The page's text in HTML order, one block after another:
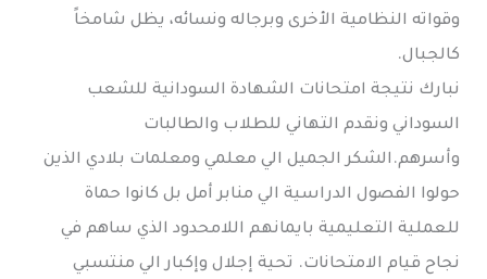
وقواته النظامية الأخرى وبرجاله ونسائه، يظل شامخاً
كالجبال.
نبارك نتيجة امتحانات الشهادة السودانية للشعب
السوداني ونقدم التهاني للطلاب والطالبات
وأسرهم.الشكر الجميل الي معلمي ومعلمات بلادي الذين
حولوا الفصول الدراسية الي منابر أمل بل كانوا حماة
للعملية التعليمية بايمانهم اللامحدود الذي ساهم في
نجاح قيام الامتحانات. تحية إجلال وإكبار الي منتسبي